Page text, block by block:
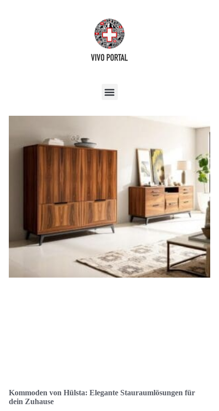
Kommoden von Hülsta: Elegante Stauraumlösungen für
dein Zuhause